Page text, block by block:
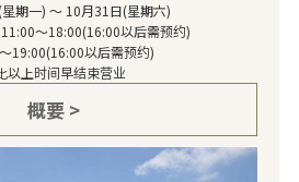
期一) ～ 10月31日(星期六)
～18:00(16:00以后需预约)
19:00(16:00以后需预约)
上时间早结束营业
概要 >